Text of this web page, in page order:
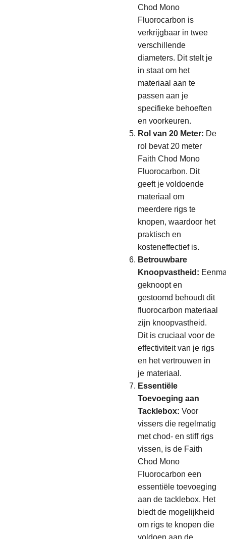
Chod Mono
Fluorocarbon is
verkrijgbaar in twee
verschillende
diameters. Dit stelt je
in staat om het
materiaal aan te
passen aan je
specifieke behoeften
en voorkeuren.
Rol van 20 Meter: De
rol bevat 20 meter
Faith Chod Mono
Fluorocarbon. Dit
geeft je voldoende
materiaal om
meerdere rigs te
knopen, waardoor het
praktisch en
kosteneffectief is.
Betrouwbare
Knoopvastheid:
geknoopt en
gestoomd behoudt dit
fluorocarbon materiaal
zijn knoopvastheid.
Dit is cruciaal voor de
effectiviteit van je rigs
en het vertrouwen in
je materiaal.
Essentiële
Toevoeging aan
Tacklebox: Voor
vissers die regelmatig
met chod- en stiff rigs
vissen, is de Faith
Chod Mono
Fluorocarbon een
essentiële toevoeging
aan de tacklebox. Het
biedt de mogelijkheid
om rigs te knopen die
voldoen aan de